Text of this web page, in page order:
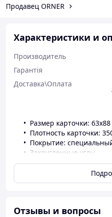
Продавец ORNER
Характеристики и
Производитель
Гарантія
Доставка\Оплата
Размер карточки:
Плотность карточки:
Покрытие:
Закругленные углы
В наборе:
Отзывы и вопросы